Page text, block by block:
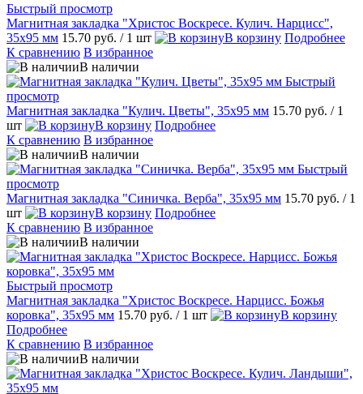
Быстрый просмотр
Магнитная закладка "Христос Воскресе. Кулич. Нарцисс",
35х95 мм 15.70 руб. / 1 шт В корзину Подробнее
К сравнению В избранное
В наличии
Быстрый
просмотр
Магнитная закладка "Кулич. Цветы", 35х95 мм 15.70 руб. / 1
шт
В корзину Подробнее
К сравнению В избранное
В наличии
Быстрый
просмотр
Магнитная закладка "Синичка. Верба", 35х95 мм 15.70 руб. / 1
шт
В корзину Подробнее
К сравнению В избранное
В наличии
Быстрый просмотр
Магнитная закладка "Христос Воскресе. Нарцисс. Божья
коровка", 35х95 мм 15.70 руб. / 1 шт
В корзину
Подробнее
К сравнению В избранное
В наличии